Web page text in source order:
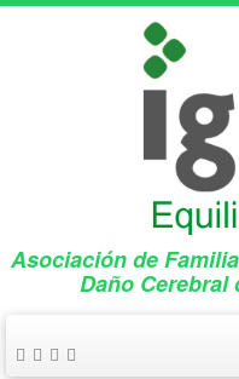
Asociación de
Daño Cerebral